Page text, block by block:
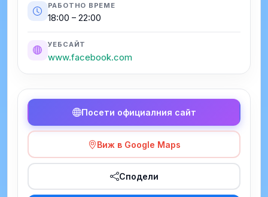
РАБОТНО ВРЕМЕ
18:00 – 22:00
УЕБСАЙТ
www.facebook.com
Посети официалния сайт
Виж в Google Maps
Сподели